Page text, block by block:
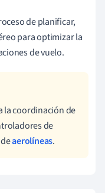
de planificar,
para optimizar la
de vuelo.
la coordinación de
de
deaerolíneas.